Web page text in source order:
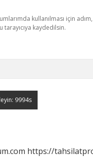
kullanılması için
kaydedilsin.
https://